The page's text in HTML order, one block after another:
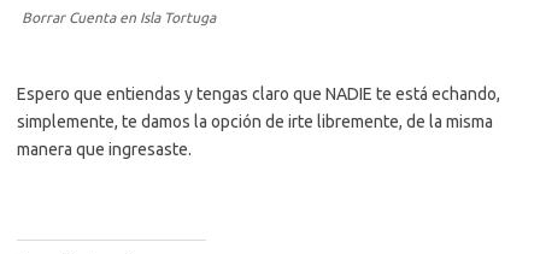
Borrar Cuenta en Isla Tortuga
Espero que entiendas y tengas claro que NADIE te está echando,
simplemente, te damos la opción de irte libremente, de la misma
manera que ingresaste.